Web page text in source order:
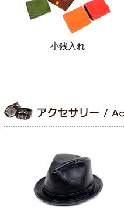
小銭入れ